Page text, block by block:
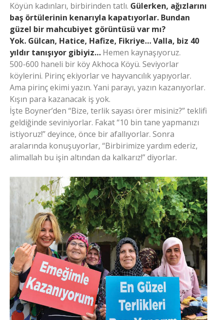
Köyün kadınları, birbirinden tatlı. Gülerken, ağızlarını
baş örtülerinin kenarıyla kapatıyorlar. Bundan
güzel bir mahcubiyet görüntüsü var mı?
Yok. Gülcan, Hatice, Hafize, Fikriye… Valla, biz 40
yıldır tanışıyor gibiyiz… Hemen kaynaşıyoruz.
500-600 haneli bir köy Akhoca Köyü. Seviyorlar
köylerini. Pirinç ekiyorlar ve hayvancılık yapıyorlar.
Ama pirinç ekimi yazın. Yani parayı, yazın kazanıyorlar.
Kışın para kazanacak iş yok.
İşte Boyner’den “Bize, terlik sayası örer misiniz?” teklifi
geldiğinde seviniyorlar. Fakat “10 bin tane yapmanızı
istiyoruz!” deyince, önce bir afallıyorlar. Sonra
aralarında konuşuyorlar, “Birbirimize yardım ederiz,
alimallah bu işin altından da kalkarız!” diyorlar.